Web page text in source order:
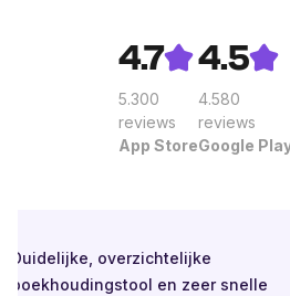
4.7
5.300
reviews
App Store
4.5
4.580
reviews
Google
overzichtelijke
en zeer snelle